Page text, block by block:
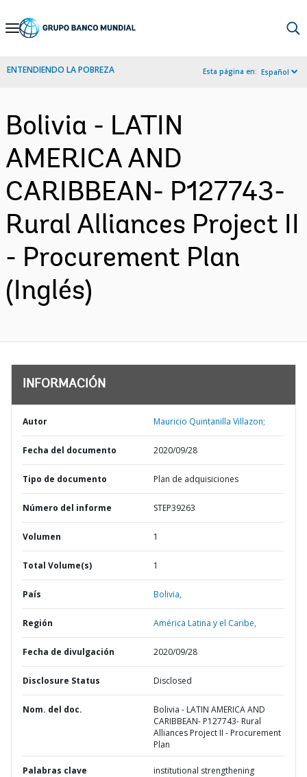
Skip
Navigation
ENTENDIENDO LA POBREZA Esta página en: Español
Bolivia - LATIN
AMERICA AND
CARIBBEAN- P127743-
Rural Alliances Project II
- Procurement Plan
(Inglés)
INFORMACIÓN
Autor Mauricio Quintanilla Villazon;
Fecha del documento 2020/09/28
Tipo de documento Plan de adquisiciones
Número del informe STEP39263
Volumen 1
Total Volume(s) 1
País Bolivia,
Región América Latina y el Caribe,
Fecha de divulgación 2020/09/28
Disclosure Status Disclosed
Nom. del doc.
Bolivia - LATIN AMERICA AND
CARIBBEAN- P127743- Rural
Alliances Project II - Procurement
Plan
Palabras clave institutional strengthening